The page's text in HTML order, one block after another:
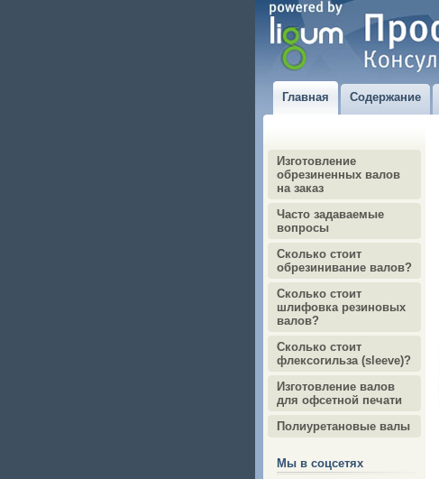
Главная Содержание
Изготовление
обрезиненных валов
на заказ
Часто задаваемые
вопросы
Сколько стоит
обрезинивание валов?
Сколько стоит
шлифовка резиновых
валов?
Сколько стоит
флексогильза (sleeve)?
Изготовление валов
для офсетной печати
Полиуретановые валы
Мы в соцсетях